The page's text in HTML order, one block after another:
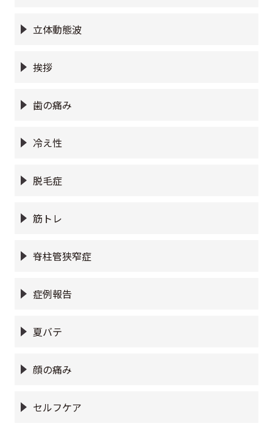
立体動態波
挨拶
歯の痛み
冷え性
脱毛症
筋トレ
脊柱管狭窄症
症例報告
夏バテ
顔の痛み
セルフケア